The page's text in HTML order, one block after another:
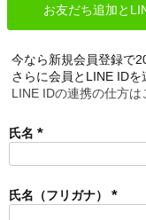
お友だち追加と
今なら新規会員登録で
さらに会員とLINE IDを
LINE IDの連携の仕方は
氏名
必
氏名（フリガナ）